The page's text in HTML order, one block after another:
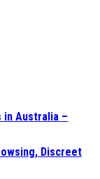
in Australia –
Discreet